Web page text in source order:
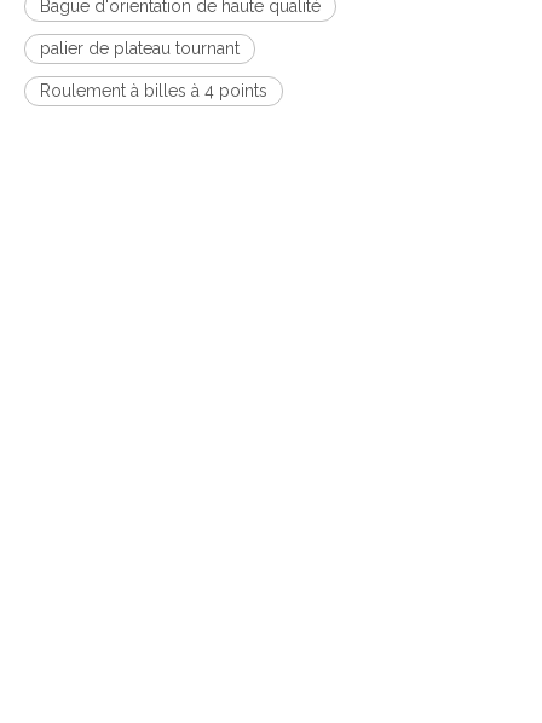
Bague d'orientation de haute qualité
palier de plateau tournant
Roulement à billes à 4 points